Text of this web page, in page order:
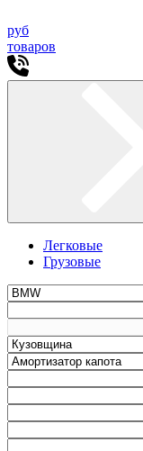
руб
товаров
Легковые
Грузовые